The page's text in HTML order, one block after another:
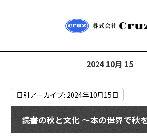
2024 10月 15
日別アーカイブ: 2024年10月15日
読書の秋と文化 〜本の世界で秋